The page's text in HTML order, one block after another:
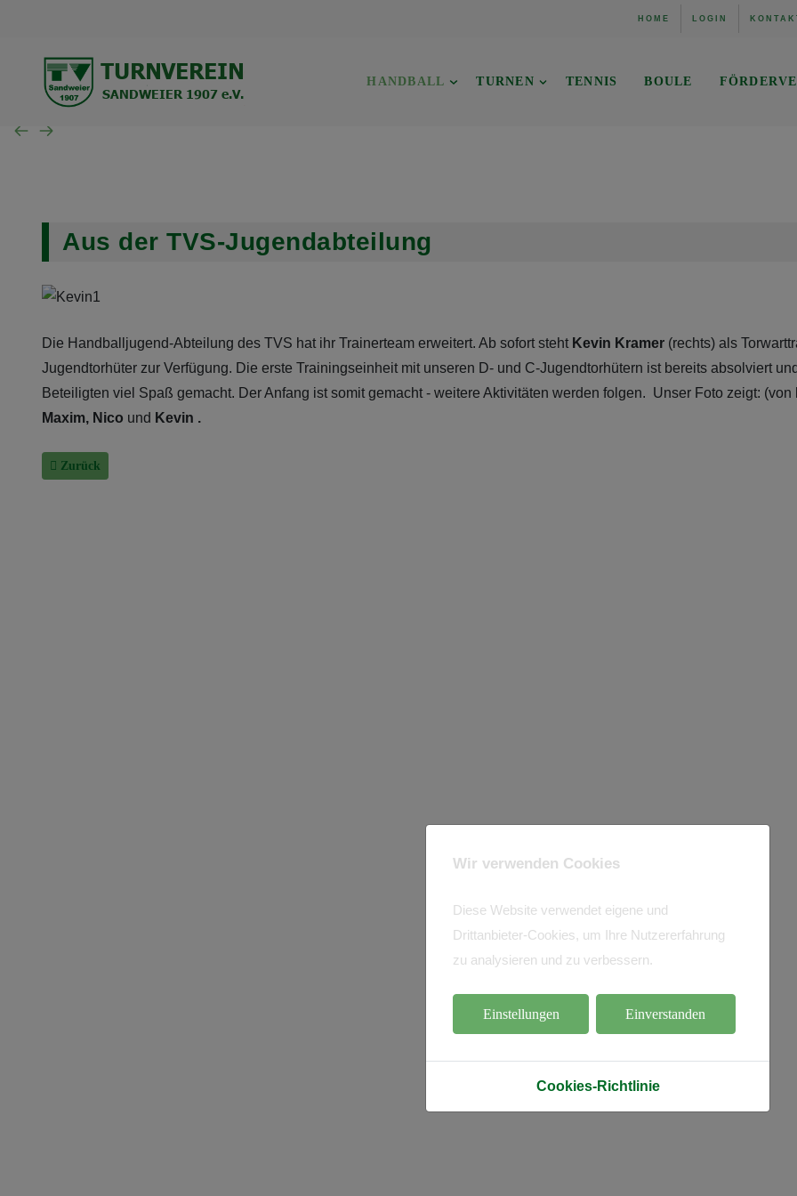
HOME LOGIN
HANDBALL TURNEN TENNIS BOULE
Aus der TVS-Jugendabteilung
Die Handballjugend-Abteilung des TVS hat ihr Trainerteam erweitert. Ab sofort steht Kevin Kramer (rechts) als
Jugendtorhüter zur Verfügung. Die erste Trainingseinheit mit unseren D- und C-Jugendtorhütern ist bereits absolviert
Beteiligten viel Spaß gemacht. Der Anfang ist somit gemacht - weitere Aktivitäten werden folgen. Unser Foto zeigt: (von
Maxim, Nico und Kevin .
Vorheriger Beitrag: Noch fünf Spieltage!
Zurück
Wir verwenden Cookies
Diese Website verwendet eigene und
Drittanbieter-Cookies, um Ihre Nutzererfahrung
zu analysieren und zu verbessern.
Einstellungen Einverstanden
Cookies-Richtlinie
TVS Baden-Baden 1907
Wochenübersicht TVS
Wochenübersicht SG
Trainingszeiten
Gerätturnen w.
Verwaltung
Mannschaft der Woche